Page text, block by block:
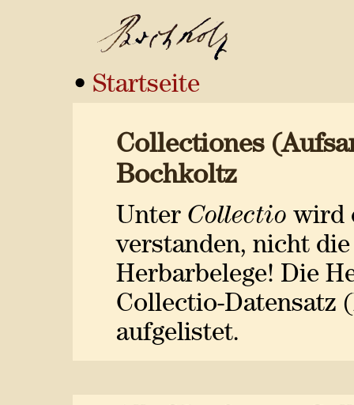
• Startseite
Collectiones
Bochkoltz
Unter Collectio wird
verstanden, nicht
Herbarbelege! Die
Collectio-Datensatz
aufgelistet.